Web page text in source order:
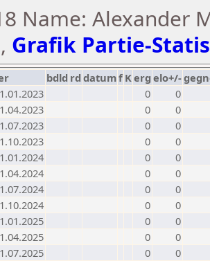
Name: Alexander
, Grafik Partie-
bdld rd datumf Kerg elo+/-
0
0
0
0
0
0
0
0
0
0
0
0
0
0
0
0
0
0
0
0
0
0